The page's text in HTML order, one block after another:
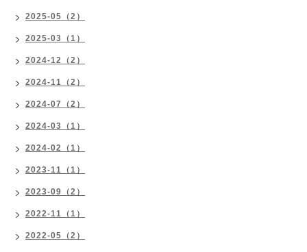
2025-05（2）
2025-03（1）
2024-12（2）
2024-11（2）
2024-07（2）
2024-03（1）
2024-02（1）
2023-11（1）
2023-09（2）
2022-11（1）
2022-05（2）